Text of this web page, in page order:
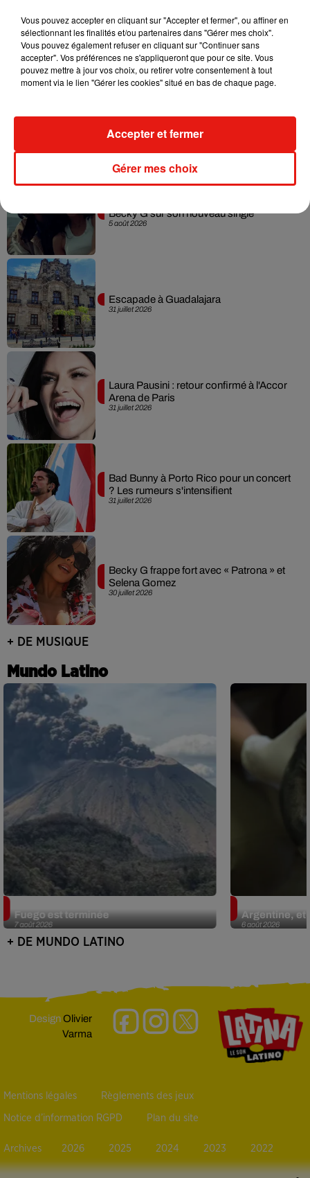
Musique
6 août 2026
5 août 2026
Becky G sur son nouveau single
31 juillet 2026
Escapade à Guadalajara
31 juillet 2026
Laura Pausini : retour confirmé à l'Accor
Arena de Paris
31 juillet 2026
Bad Bunny à Porto Rico pour un concert
? Les rumeurs s'intensifient
30 juillet 2026
Becky G frappe fort avec « Patrona » et
Selena Gomez
+ DE MUSIQUE
Mundo Latino
7 août 2026
Fuego est terminée
6 août 2026
Argentine, et
+ DE MUNDO LATINO
DesignOlivier
Varma
Mentions légales Règlements des jeux
Notice d’information RGPD Plan du site
Archives 2026 2025 2024 2023 2022
Vous pouvez accepter en cliquant sur "Accepter et fermer", ou affiner en
sélectionnant les finalités et/ou partenaires dans "Gérer mes choix".
Vous pouvez également refuser en cliquant sur "Continuer sans
accepter". Vos préférences ne s'appliqueront que pour ce site. Vous
pouvez mettre à jour vos choix, ou retirer votre consentement à tout
moment via le lien "Gérer les cookies" situé en bas de chaque page.
Gérer mes choix
Accepter et fermer